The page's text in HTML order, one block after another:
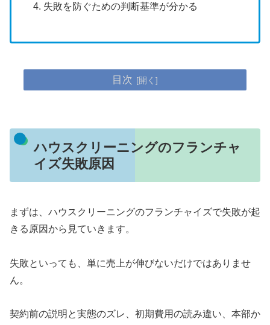
失敗を防ぐための判断基準が分かる
目次
ハウスクリーニングのフランチャ
イズ失敗原因
まずは、ハウスクリーニングのフランチャイズで失敗が起
きる原因から見ていきます。
失敗といっても、単に売上が伸びないだけではありませ
ん。
契約前の説明と実態のズレ、初期費用の読み違い、本部か